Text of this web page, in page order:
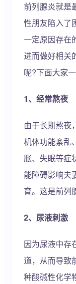
前列腺炎就是
性朋友陷入了
一定原因存在
进而做好相关
呢?下面大家
1、经常熬夜
由于长期熬夜
机体功能紊乱
胀、失眠等症
能障碍影响夫
育。这是前列
2、尿液刺激
因为尿液中存
道，从而导致
种酸碱性化学